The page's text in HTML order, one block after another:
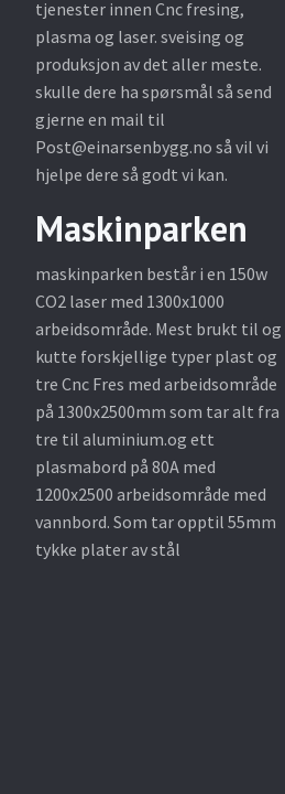
tjenester innen Cnc fresing,
plasma og laser. sveising og
produksjon av det aller meste.
skulle dere ha spørsmål så send
gjerne en mail til
Post@einarsenbygg.no så vil vi
hjelpe dere så godt vi kan.
Maskinparken
maskinparken består i en 150w
CO2 laser med 1300x1000
arbeidsområde. Mest brukt til og
kutte forskjellige typer plast og
tre Cnc Fres med arbeidsområde
på 1300x2500mm som tar alt fra
tre til aluminium.og ett
plasmabord på 80A med
1200x2500 arbeidsområde med
vannbord. Som tar opptil 55mm
tykke plater av stål